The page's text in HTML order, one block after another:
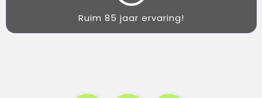
Ruim 85 jaar ervaring!